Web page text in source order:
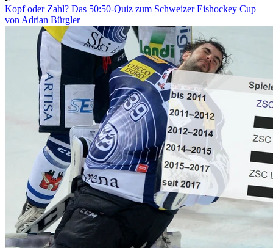
Kopf oder Zahl? Das 50:50-Quiz zum Schweizer Eishockey Cup
von Adrian Bürgler